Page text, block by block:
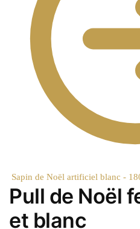
Sapin de Noël artificiel blanc -
Pull de Noël
et blanc